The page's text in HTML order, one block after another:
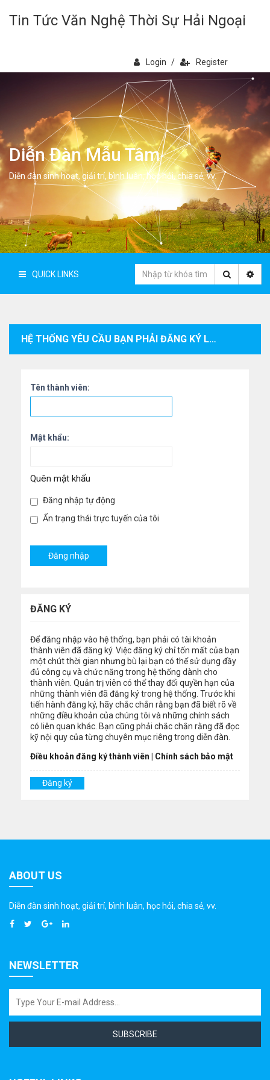
Tin Tức Văn Nghệ Thời Sự Hải Ngoại
Login / Register
Diễn Đàn Mẫu Tâm
Diễn đàn sinh hoạt, giải trí, bình luân, học hỏi, chia sẻ, vv.
QUICK LINKS
HỆ THỐNG YÊU CẦU BẠN PHẢI ĐĂNG KÝ LÀM THÀNH VIÊN VÀ ĐĂNG NHẬP VÀO HỆ THỐNG ĐỂ XEM THÔNG TIN CÁ NHÂN CỦA THÀNH VIÊN.
Tên thành viên:
Mật khẩu:
Quên mật khẩu
Đăng nhập tự động
Ẩn trạng thái trực tuyến của tôi
ĐĂNG KÝ
Để đăng nhập vào hệ thống, bạn phải có tài khoản
thành viên đã đăng ký. Việc đăng ký chỉ tốn mất của bạn
một chút thời gian nhưng bù lại bạn có thể sử dụng đầy
đủ công cụ và chức năng trong hệ thống dành cho
thành viên. Quản trị viên có thể thay đổi quyền hạn của
những thành viên đã đăng ký trong hệ thống. Trước khi
tiến hành đăng ký, hãy chắc chắn rằng bạn đã biết rõ về
những điều khoản của chúng tôi và những chính sách
có liên quan khác. Bạn cũng phải chắc chắn rằng đã đọc
kỹ nội quy của từng chuyên mục riêng trong diễn đàn.
Điều khoản đăng ký thành viên
Chính sách bảo mật
Đăng ký
ABOUT US
Diễn đàn sinh hoạt, giải trí, bình luân, học hỏi, chia sẻ, vv.
NEWSLETTER
SUBSCRIBE